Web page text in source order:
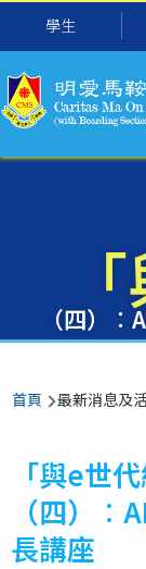
移至主內容
學生
导
航
（四）
導
航
連
結
首頁 最新消息及
「與e世
（四）
長講座